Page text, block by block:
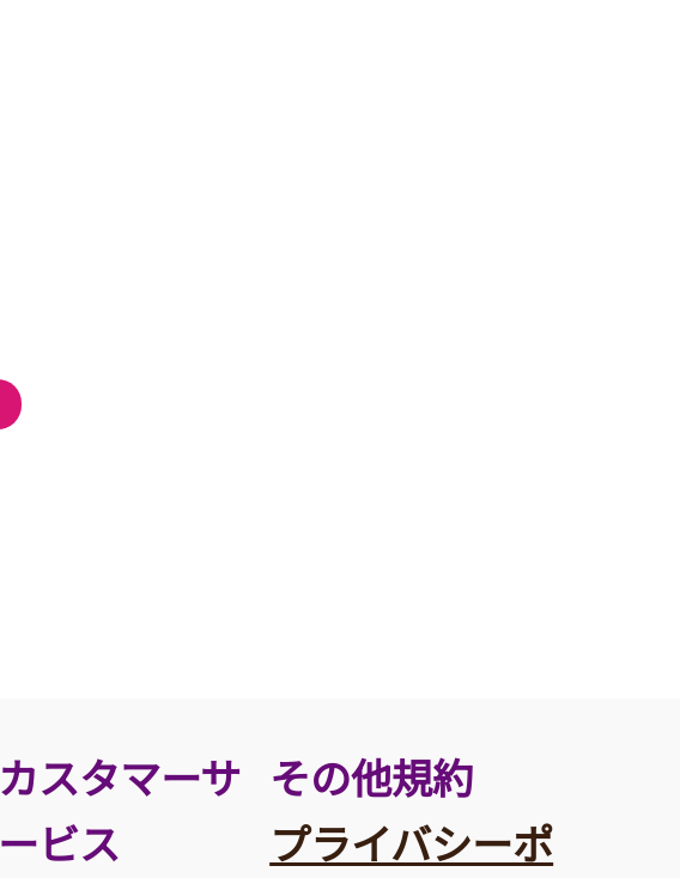
カスタマーサ
ービス
その他規約
プライバシーポ